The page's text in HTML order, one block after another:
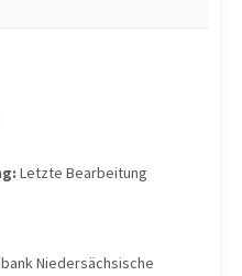
Letzte Bearbeitung
Niedersächsische